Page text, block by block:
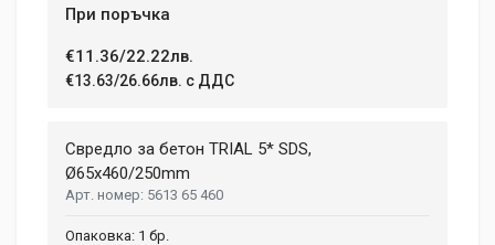
При поръчка
€11.36/22.22лв.
€13.63/26.66лв. с ДДС
Свредло за бетон TRIAL 5* SDS,
Ø65х460/250mm
5613 65 460
1 бр.